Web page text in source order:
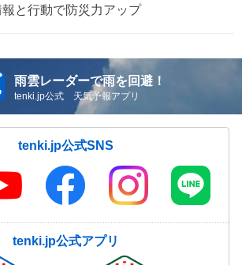
と行動で防災力アップ
雨雲レーダーで雨を回避！
tenki.jp公式 天気予報アプリ
tenki.jp公式SNS
tenki.jp公式アプリ